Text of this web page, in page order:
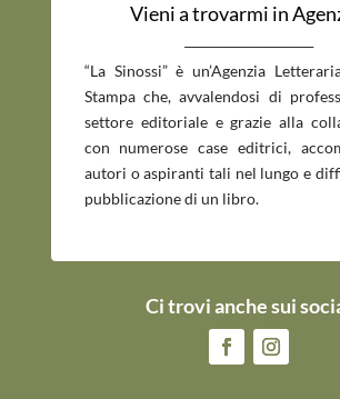
Vieni a trovarmi in
“La Sinossi” è un’Agenzia
Stampa che, avvalendosi di
settore editoriale e grazie alla
con numerose case editrici,
autori o aspiranti tali nel lungo e
pubblicazione di un libro.
Ci trovi anche sui